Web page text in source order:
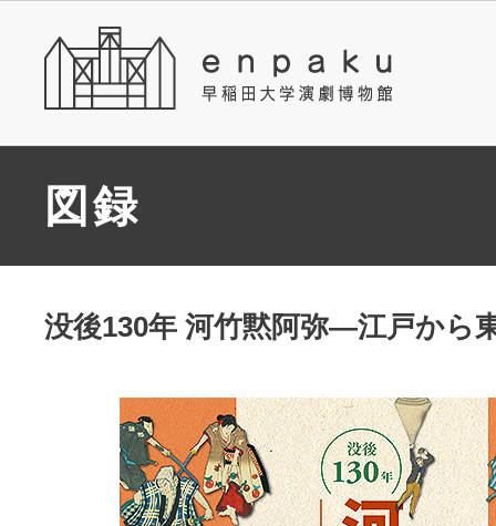
図録
没後130年 河竹黙阿弥―江戸から